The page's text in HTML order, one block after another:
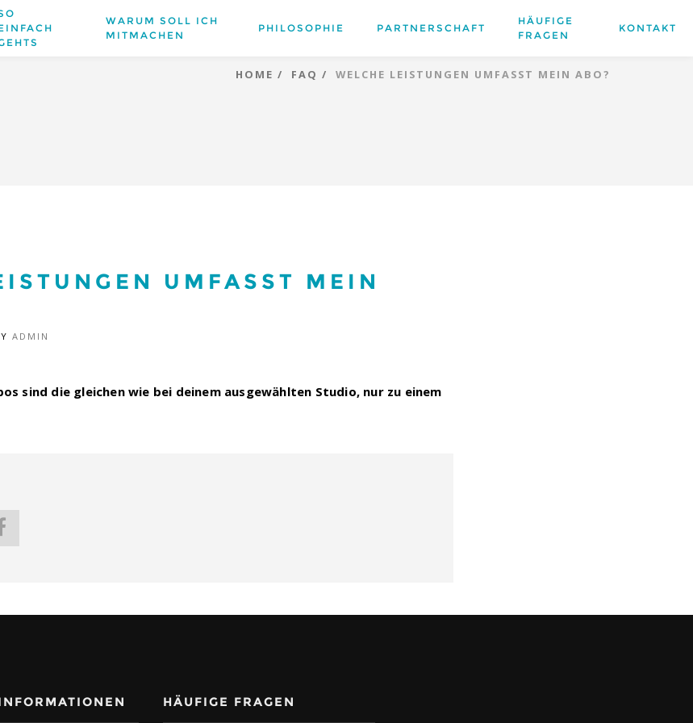
WARUM SOLL ICH
MITMACHEN
PHILOSOPHIE PARTNERSCHAFT
HÄUFIGE
FRAGEN
KONTAKT
HOME FAQ WELCHE LEISTUNGEN UMFASST MEIN ABO?
UMFASST MEIN
ADMIN
sind die gleichen wie bei deinem ausgewählten Studio, nur zu einem
HÄUFIGE FRAGEN